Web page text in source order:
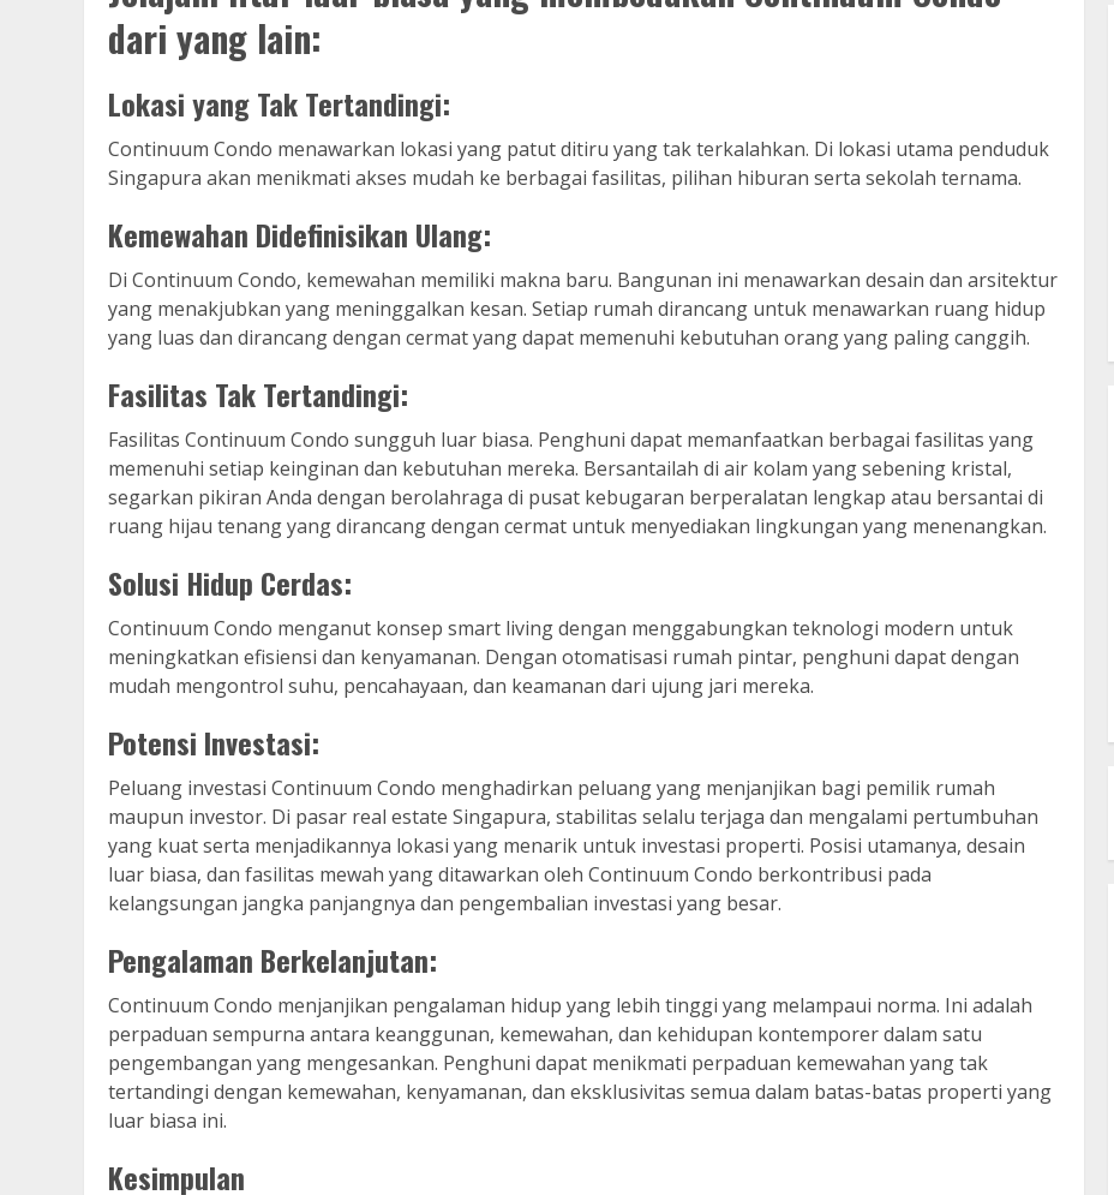
dari yang lain:
Lokasi yang Tak Tertandingi:
Continuum Condo menawarkan lokasi yang patut ditiru yang tak terkalahkan. Di lokasi utama penduduk
Singapura akan menikmati akses mudah ke berbagai fasilitas, pilihan hiburan serta sekolah ternama.
Kemewahan Didefinisikan Ulang:
Di Continuum Condo, kemewahan memiliki makna baru. Bangunan ini menawarkan desain dan arsitektur
yang menakjubkan yang meninggalkan kesan. Setiap rumah dirancang untuk menawarkan ruang hidup
yang luas dan dirancang dengan cermat yang dapat memenuhi kebutuhan orang yang paling canggih.
Fasilitas Tak Tertandingi:
Fasilitas Continuum Condo sungguh luar biasa. Penghuni dapat memanfaatkan berbagai fasilitas yang
memenuhi setiap keinginan dan kebutuhan mereka. Bersantailah di air kolam yang sebening kristal,
segarkan pikiran Anda dengan berolahraga di pusat kebugaran berperalatan lengkap atau bersantai di
ruang hijau tenang yang dirancang dengan cermat untuk menyediakan lingkungan yang menenangkan.
Solusi Hidup Cerdas:
Continuum Condo menganut konsep smart living dengan menggabungkan teknologi modern untuk
meningkatkan efisiensi dan kenyamanan. Dengan otomatisasi rumah pintar, penghuni dapat dengan
mudah mengontrol suhu, pencahayaan, dan keamanan dari ujung jari mereka.
Potensi Investasi:
Peluang investasi Continuum Condo menghadirkan peluang yang menjanjikan bagi pemilik rumah
maupun investor. Di pasar real estate Singapura, stabilitas selalu terjaga dan mengalami pertumbuhan
yang kuat serta menjadikannya lokasi yang menarik untuk investasi properti. Posisi utamanya, desain
luar biasa, dan fasilitas mewah yang ditawarkan oleh Continuum Condo berkontribusi pada
kelangsungan jangka panjangnya dan pengembalian investasi yang besar.
Pengalaman Berkelanjutan:
Continuum Condo menjanjikan pengalaman hidup yang lebih tinggi yang melampaui norma. Ini adalah
perpaduan sempurna antara keanggunan, kemewahan, dan kehidupan kontemporer dalam satu
pengembangan yang mengesankan. Penghuni dapat menikmati perpaduan kemewahan yang tak
tertandingi dengan kemewahan, kenyamanan, dan eksklusivitas semua dalam batas-batas properti yang
luar biasa ini.
Kesimpulan